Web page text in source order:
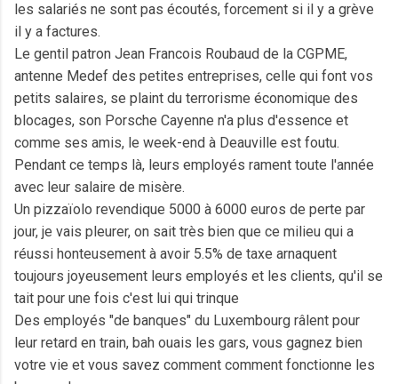
les salariés ne sont pas écoutés, forcement si il y a grève
il y a factures.
Le gentil patron Jean Francois Roubaud de la CGPME,
antenne Medef des petites entreprises, celle qui font vos
petits salaires, se plaint du terrorisme économique des
blocages, son Porsche Cayenne n'a plus d'essence et
comme ses amis, le week-end à Deauville est foutu.
Pendant ce temps là, leurs employés rament toute l'année
avec leur salaire de misère.
Un pizzaïolo revendique 5000 à 6000 euros de perte par
jour, je vais pleurer, on sait très bien que ce milieu qui a
réussi honteusement à avoir 5.5% de taxe arnaquent
toujours joyeusement leurs employés et les clients, qu'il se
tait pour une fois c'est lui qui trinque
Des employés "de banques" du Luxembourg râlent pour
leur retard en train, bah ouais les gars, vous gagnez bien
votre vie et vous savez comment comment fonctionne les